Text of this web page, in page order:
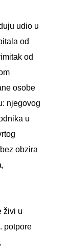
udio u
od
od
osobe
njegovog
u
obzira
živi u
potpore